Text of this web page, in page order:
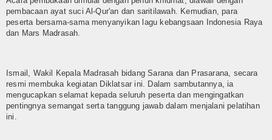
Survey Kepuasan Layanan Publik
Lab-IPA
Perangkat PBM
pembacaan ayat suci Al-Qur'an dan saritilawah. Kemudian, para
peserta bersama-sama menyanyikan lagu kebangsaan Indonesia Raya
dan Mars Madrasah.
Ismail, Wakil Kepala Madrasah bidang Sarana dan Prasarana, secara
resmi membuka kegiatan Diklatsar ini. Dalam sambutannya, ia
mengucapkan selamat kepada seluruh peserta dan mengingatkan
pentingnya semangat serta tanggung jawab dalam menjalani pelatihan
ini.